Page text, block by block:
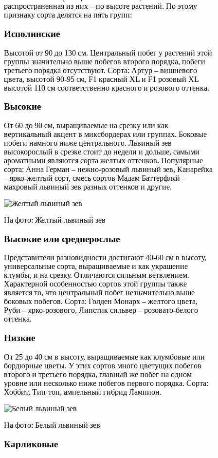
распространенная из них – по высоте растений. По этому
признаку сорта делятся на пять групп:
Исполинские
Высотой от 90 до 130 см. Центральный побег у растений этой
группы значительно выше побегов второго порядка, побеги
третьего порядка отсутствуют. Сорта: Артур – вишневого
цвета, высотой 90-95 см, F1 красный XL и F1 розовый XL
высотой 110 см соответственно красного и розового оттенка.
Высокие
От 60 до 90 см, выращиваемые на срезку или как
вертикальный акцент в миксбордерах или группах. Боковые
побеги намного ниже центрального. Львиный зев
высокорослый в срезке стоит до недели и дольше, самыми
ароматными являются сорта желтых оттенков. Популярные
сорта: Анна Герман – нежно-розовый львиный зев, Канарейка
– ярко-желтый сорт, смесь сортов Мадам Баттерфляй –
махровый львиный зев разных оттенков и другие.
На фото: Желтый львиный зев
Высокие или среднерослые
Представители разновидности достигают 40-60 см в высоту,
универсальные сорта, выращиваемые и как украшение
клумбы, и на срезку. Отличаются сильным ветвлением.
Характерной особенностью сортов этой группы также
является то, что центральный побег незначительно выше
боковых побегов. Сорта: Голден Монарх – желтого цвета,
Руби – ярко-розового, Липстик сильвер – розовато-белого
оттенка.
Низкие
От 25 до 40 см в высоту, выращиваемые как клумбовые или
бордюрные цветы. У этих сортов много цветущих побегов
второго и третьего порядка, главный же побег на одном
уровне или несколько ниже побегов первого порядка. Сорта:
Хоббит, Тип-топ, ампельный гибрид Лампион.
На фото: Белый львиный зев
Карликовые